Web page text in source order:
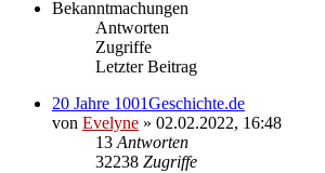
Bekanntmachungen
Antworten
Zugriffe
Letzter Beitrag
20 Jahre 1001Geschichte.de
von Evelyne » 02.02.2022, 16:48
13 Antworten
32238 Zugriffe